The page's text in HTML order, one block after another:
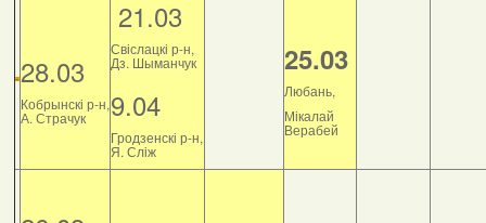
28.03
Кобрынскі р-н,
А. Страчук
21.03
Свіслацкі р-н,
Дз. Шыманчук
9.04
Гродзенскі р-н,
Я. Сліж
25.03
Любань,
Мікалай
Верабей